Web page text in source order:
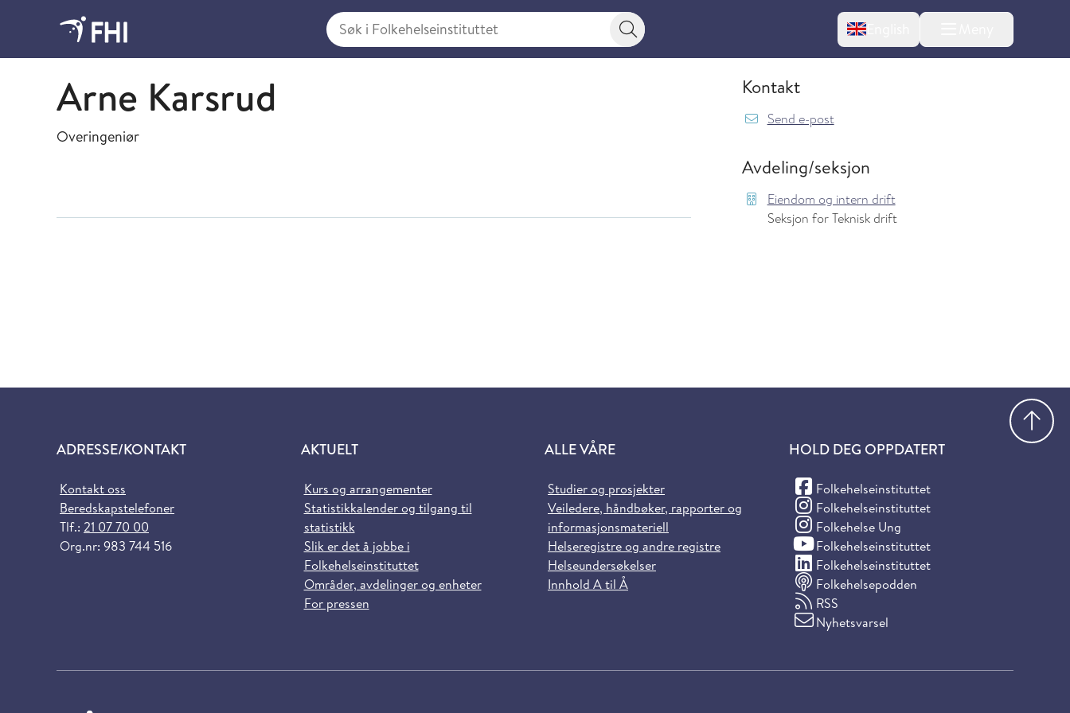
Søk i Folkehelseinstituttet
Søkeknapp English
Eiendom og intern drift
Arne Karsrud
Overingeniør
Kontakt
Send e-post{model.translations.sendEmailTo}
Avdeling/seksjon
Eiendom og intern drift
Seksjon for Teknisk drift
ADRESSE/KONTAKT
Kontakt oss
Beredskapstelefoner
Tlf.: 21 07 70 00
Org.nr: 983 744 516
AKTUELT
Kurs og arrangementer
Statistikkalender og tilgang til
statistikk
Slik er det å jobbe i
Folkehelseinstituttet
Områder, avdelinger og enheter
For pressen
ALLE VÅRE
Studier og prosjekter
Veiledere, håndbøker, rapporter og
informasjonsmateriell
Helseregistre og andre registre
Helseundersøkelser
Innhold A til Å
HOLD DEG OPPDATERT
Folkehelseinstituttet
(Facebook)
Folkehelseinstituttet
(Instagram)
Folkehelse Ung
(Instagram)
Folkehelseinstituttet
(YouTube)
Folkehelseinstituttet
(LinkedIn)
Folkehelsepodden
RSS
Nyhetsvarsel